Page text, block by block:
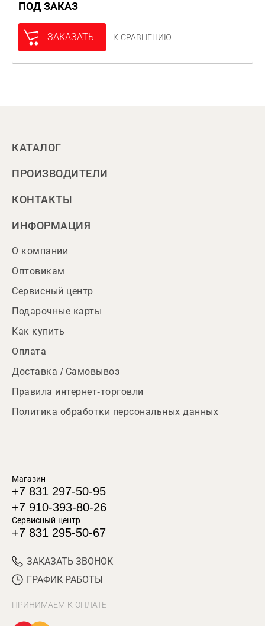
ПОД ЗАКАЗ
ЗАКАЗАТЬ К СРАВНЕНИЮ
КАТАЛОГ
ПРОИЗВОДИТЕЛИ
КОНТАКТЫ
ИНФОРМАЦИЯ
О компании
Оптовикам
Сервисный центр
Подарочные карты
Как купить
Оплата
Доставка / Самовывоз
Правила интернет-торговли
Политика обработки персональных данных
Магазин
+7 831 297-50-95
+7 910-393-80-26
Сервисный центр
+7 831 295-50-67
ЗАКАЗАТЬ ЗВОНОК
ГРАФИК РАБОТЫ
ПРИНИМАЕМ К ОПЛАТЕ